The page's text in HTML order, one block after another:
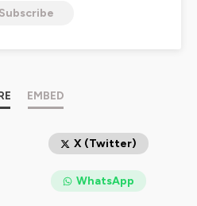
Subscribe
EMBED
X (Twitter)
WhatsApp